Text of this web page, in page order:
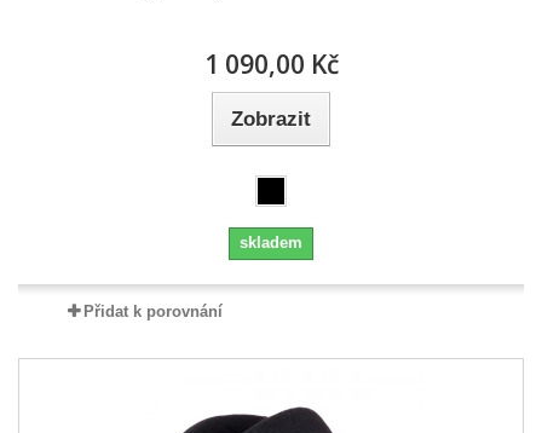
1 090,00 Kč
Zobrazit
skladem
Přidat k porovnání